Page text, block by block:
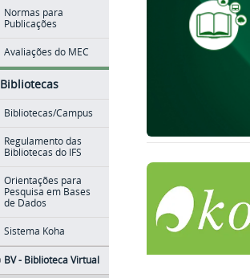
Normas para
Publicações
Avaliações do MEC
Bibliotecas
Bibliotecas/Campus
Regulamento das
Bibliotecas do IFS
Orientações para
Pesquisa em Bases
de Dados
Sistema Koha
BV - Biblioteca Virtual